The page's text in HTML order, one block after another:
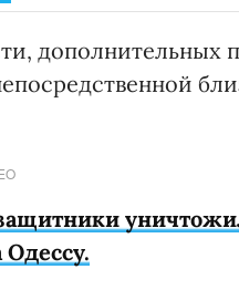
дополнительных